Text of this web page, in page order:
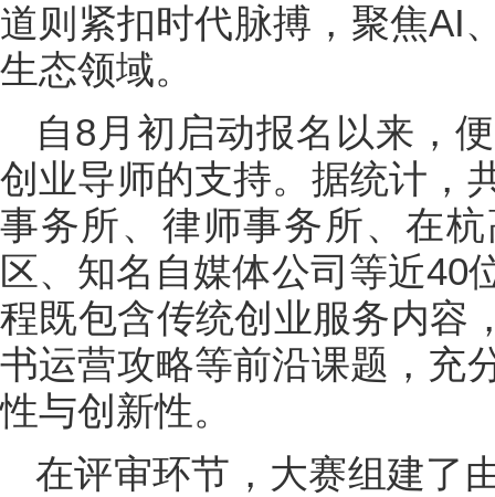
道则紧扣时代脉搏，聚焦AI
生态领域。
自8月初启动报名以来，
创业导师的支持。据统计，
事务所、律师事务所、在
区、知名自媒体公司等近40
程既包含传统创业服务内容
书运营攻略等前沿课题，充
性与创新性。
在评审环节，大赛组建了